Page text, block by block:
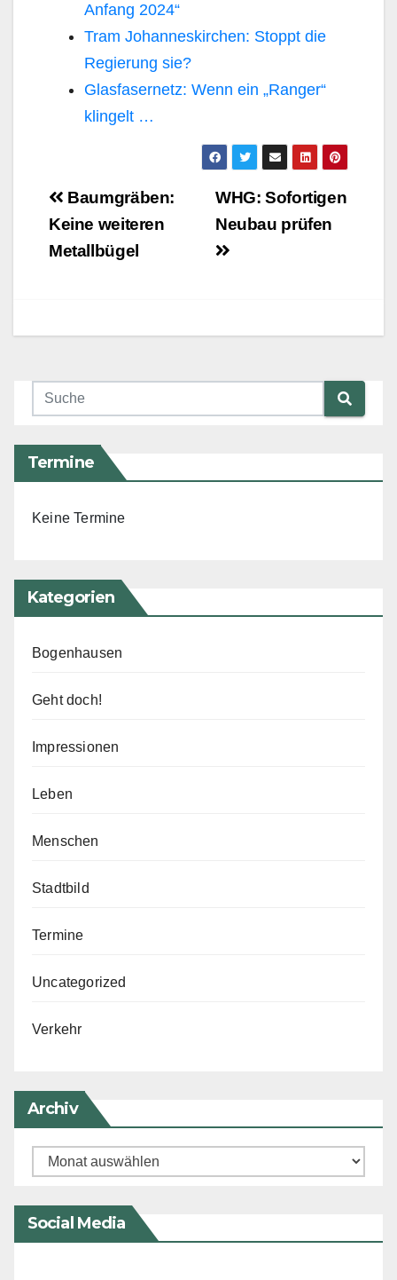
Anfang 2024“
Tram Johanneskirchen: Stoppt die
Regierung sie?
Glasfasernetz: Wenn ein „Ranger“
klingelt …
Beitragsnavigation
WHG: Sofortigen
Neubau prüfen
Baumgräben:
Keine weiteren
Metallbügel
Termine
Keine Termine
Kategorien
Bogenhausen
Geht doch!
Impressionen
Leben
Menschen
Stadtbild
Termine
Uncategorized
Verkehr
Archiv
Archiv
Social Media